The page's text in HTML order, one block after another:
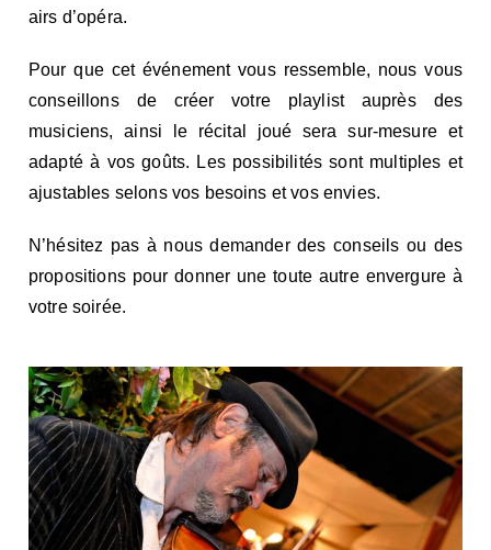
airs d’opéra.
Pour que cet événement vous ressemble, nous vous
conseillons de créer votre playlist auprès des
musiciens, ainsi le récital joué sera sur-mesure et
adapté à vos goûts. Les possibilités sont multiples et
ajustables selons vos besoins et vos envies.
N’hésitez pas à nous demander des conseils ou des
propositions pour donner une toute autre envergure à
votre soirée.